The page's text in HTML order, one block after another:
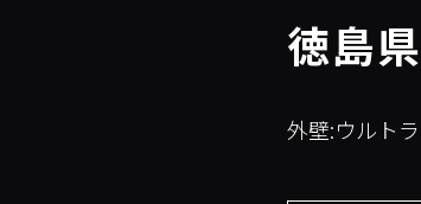
徳島
外壁:ウルト